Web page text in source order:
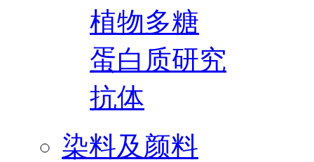
植物多糖
蛋白质研究
抗体
染料及颜料